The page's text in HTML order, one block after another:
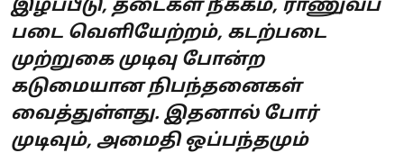
இழப்பீடு, தடைகள் நீக்கம், ராணுவப்
படை வெளியேற்றம், கடற்படை
முற்றுகை முடிவு போன்ற
கடுமையான நிபந்தனைகள்
வைத்துள்ளது. இதனால் போர்
முடிவும், அமைதி ஒப்பந்தமும்